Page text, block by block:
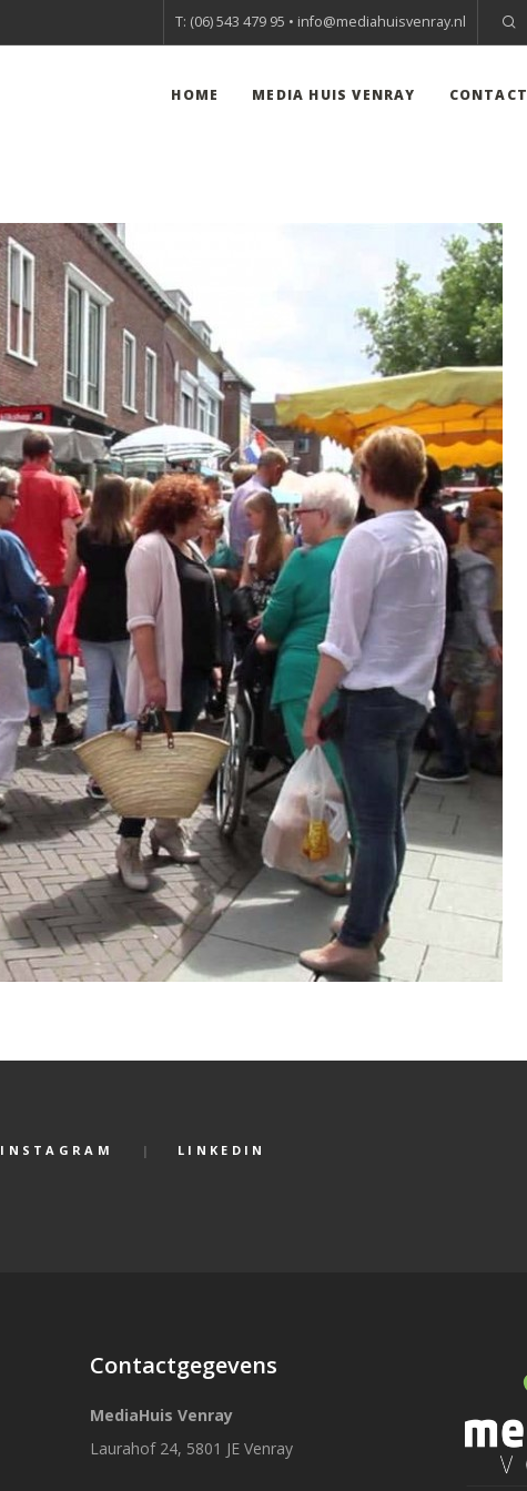
T: (06) 543 479 95 • info@mediahuisvenray.nl
HOME MEDIA HUIS VENRAY CONTACT
INSTAGRAM LINKEDIN
Contactgegevens
MediaHuis Venray
Laurahof 24, 5801 JE Venray